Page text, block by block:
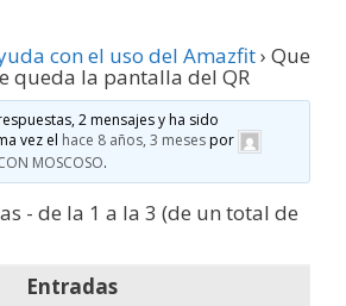
con el uso del Amazfit› Que
queda la pantalla del QR
2 mensajes y ha sido
vez el hace 8 años, 3 mesespor
MOSCOSO.
- de la 1 a la 3 (de un total de
Entradas